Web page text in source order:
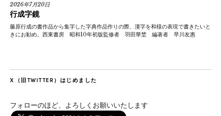
2026年7月20日
行成字鏡
藤原行成の書作品から集字した字典作品作りの際、漢字を和様の表現で書きたいと
きにお勧め。西東書房 昭和10年初版監修者 羽田華埜 編著者 早川友惠
X（旧TWITTER）はじめました
フォローのほど、よろしくお願いいたします